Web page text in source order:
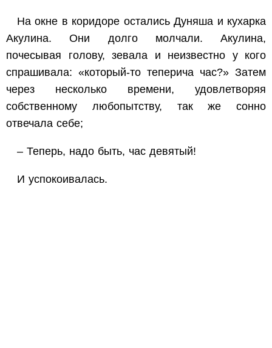
На окне в коридоре остались Дуняша и кухарка
Акулина. Они долго молчали. Акулина,
почесывая голову, зевала и неизвестно у кого
спрашивала: «который-то теперича час?» Затем
через несколько времени, удовлетворяя
собственному любопытству, так же сонно
отвечала себе;
– Теперь, надо быть, час девятый!
И успокоивалась.